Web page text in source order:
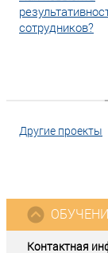
сотрудников?
Другие проекты
Контактная